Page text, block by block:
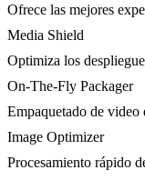
Ofrece las mejores
Media Shield
Optimiza los
On-The-Fly Packager
Empaquetado de
Image Optimizer
Procesamiento rápido